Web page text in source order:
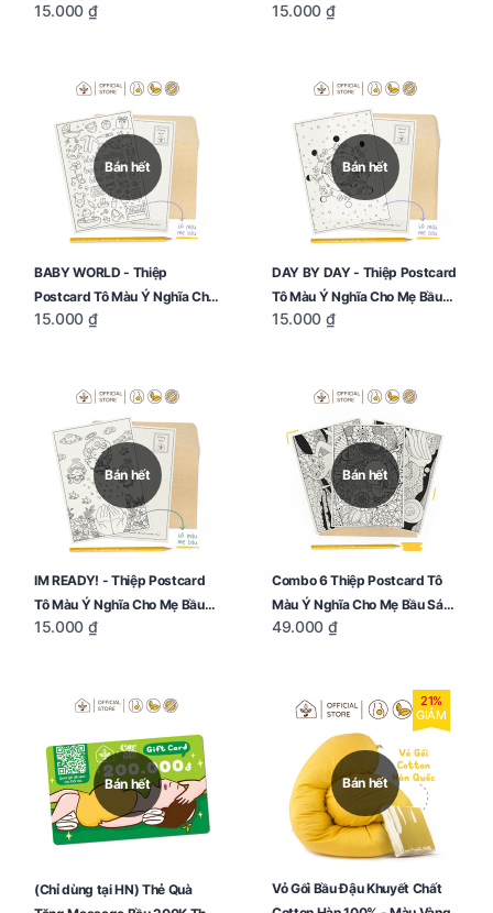
Sáng Tạo, Thư Giãn Và Hạnh
15.000 ₫
Mẹ Bầu Sáng Tạo, Thư Giãn Và
15.000 ₫
Bán hết
BABY WORLD - Thiệp
Postcard Tô Màu Ý Nghĩa Cho
Mẹ Bầu Sáng Tạo, Thư Giãn Và
15.000 ₫
Bán hết
DAY BY DAY - Thiệp Postcard
Tô Màu Ý Nghĩa Cho Mẹ Bầu
Sáng Tạo, Thư Giãn Và Hạnh
15.000 ₫
Bán hết
IM READY! - Thiệp Postcard
Tô Màu Ý Nghĩa Cho Mẹ Bầu
Sáng Tạo, Thư Giãn Và Hạnh
15.000 ₫
Bán hết
Combo 6 Thiệp Postcard Tô
Màu Ý Nghĩa Cho Mẹ Bầu Sáng
Tạo, Thư Giãn Và Hạnh Phúc
49.000 ₫
Bán hết
(Chỉ dùng tại HN) Thẻ Quà
Bán hết
21%
GIẢM
Vỏ Gối Bầu Đậu Khuyết Chất